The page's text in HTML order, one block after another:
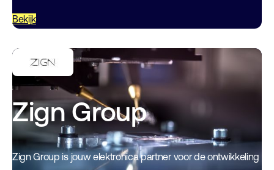
voedingsmiddelen en dranken, chemicaliën, farmaceutica,
Bekijk
Zign Group
Zign Group is jouw elektronica partner voor de ontwikkeling